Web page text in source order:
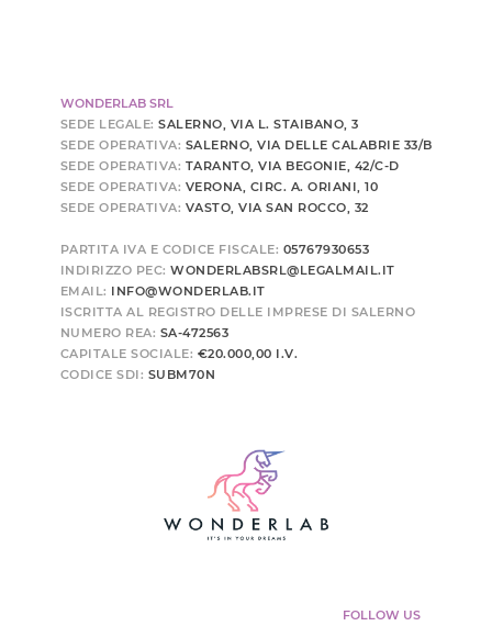
WONDERLAB SRL
SEDE LEGALE: SALERNO, VIA L. STAIBANO, 3
SEDE OPERATIVA: SALERNO, VIA DELLE CALABRIE 33/B
SEDE OPERATIVA: TARANTO, VIA BEGONIE, 42/C-D
SEDE OPERATIVA: VERONA, CIRC. A. ORIANI, 10
SEDE OPERATIVA: VASTO, VIA SAN ROCCO, 32
PARTITA IVA E CODICE FISCALE: 05767930653
INDIRIZZO PEC: WONDERLABSRL@LEGALMAIL.IT
EMAIL: INFO@WONDERLAB.IT
ISCRITTA AL REGISTRO DELLE IMPRESE DI SALERNO
NUMERO REA: SA-472563
CAPITALE SOCIALE: €20.000,00 I.V.
CODICE SDI: SUBM70N
FOLLOW US